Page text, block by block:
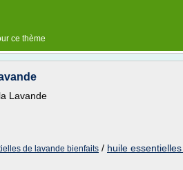
ce thème
Lavande
de lavande bienfaits / huile